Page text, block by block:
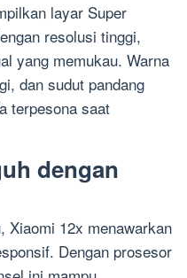
layar Super
resolusi tinggi,
yang memukau. Warna
dan sudut pandang
terpesona saat
dengan
Xiaomi 12x menawarkan
Dengan prosesor